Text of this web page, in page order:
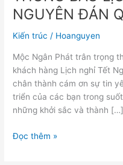
NGUYÊN ĐÁN
Kiến trúc / Hoanguyen
Mộc Ngân Phát trân trọng
khách hàng Lịch nghỉ Tết
chân thành cám ơn sự tin
triển của các bạn trong
những khởi sắc và thành […]
Đọc thêm »